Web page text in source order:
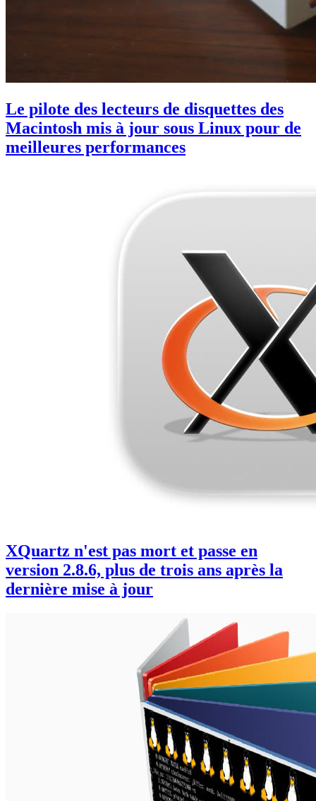
Le pilote des lecteurs de disquettes des
Macintosh mis à jour sous Linux pour de
meilleures performances
XQuartz n'est pas mort et passe en
version 2.8.6, plus de trois ans après la
dernière mise à jour